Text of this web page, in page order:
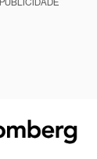
PUBLICIDADE